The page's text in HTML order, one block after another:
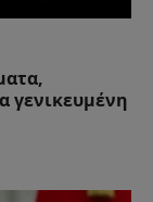
γενικευμένη